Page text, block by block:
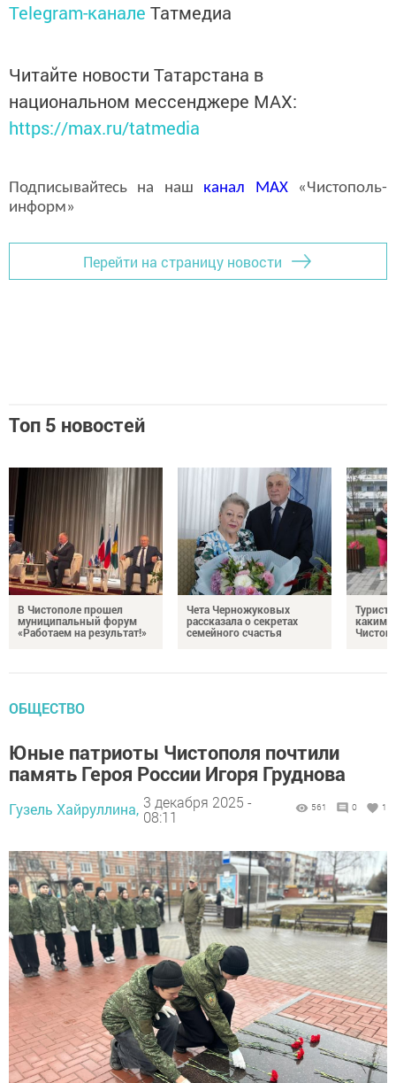
Telegram-канале Татмедиа
Читайте новости Татарстана в
национальном мессенджере MАХ:
https://max.ru/tatmedia
Подписывайтесь на наш канал MAX«Чистополь-
информ»
Перейти на страницу новости
Топ 5 новостей
В Чистополе прошел
муниципальный форум
«Работаем на результат!»
Чета Черножуковых
рассказала о секретах
семейного счастья
каким
ОБЩЕСТВО
Юные патриоты Чистополя почтили
память Героя России Игоря Груднова
Гузель Хайруллина, 3 декабря 2025 -
08:11
561 0 1